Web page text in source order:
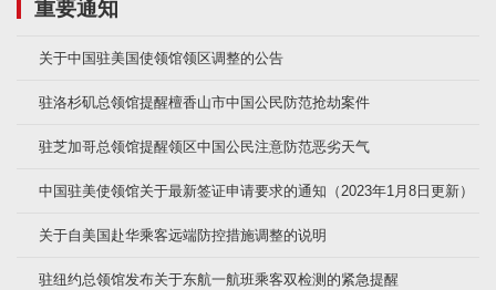
重要通知
关于中国驻美国使领馆领区调整的公告
驻洛杉矶总领馆提醒檀香山市中国公民防范抢劫案件
驻芝加哥总领馆提醒领区中国公民注意防范恶劣天气
中国驻美使领馆关于最新签证申请要求的通知（2023年1月8日更新）
关于自美国赴华乘客远端防控措施调整的说明
驻纽约总领馆发布关于东航一航班乘客双检测的紧急提醒